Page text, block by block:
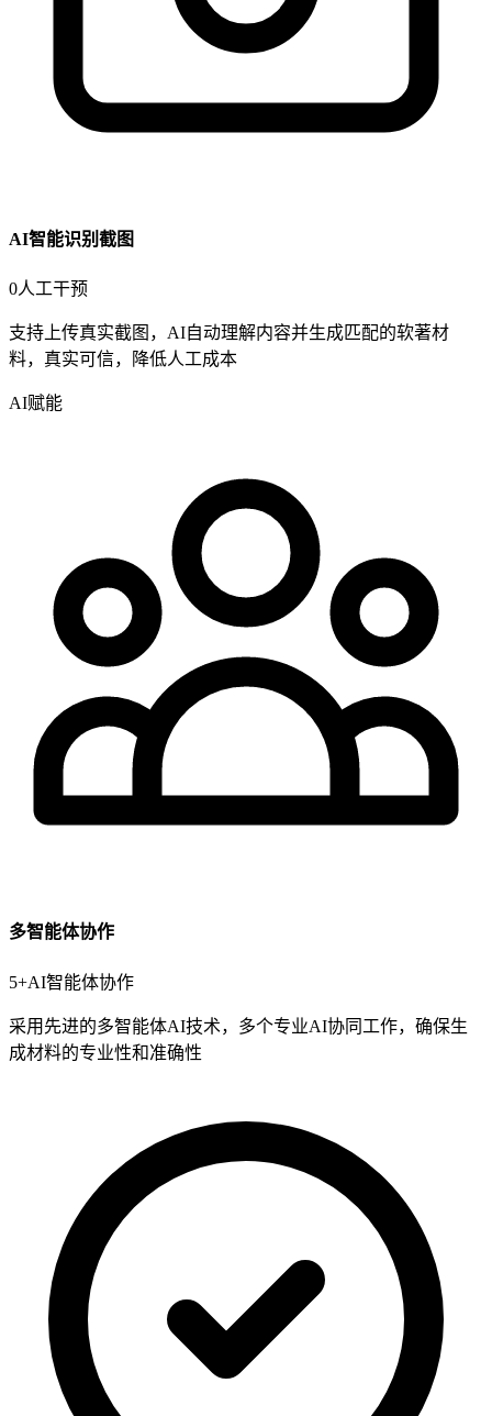
AI智能识别截图
0人工干预
支持 上传真实截图 ，AI自动理解内容并生成匹配的软著材
料， 真实可信， 降低人工成本
AI赋能
多智能体协作
5+AI智能体协作
采用先进的多智能体AI技术，多个专业AI协同工作，确保生
成材料的专业性和准确性